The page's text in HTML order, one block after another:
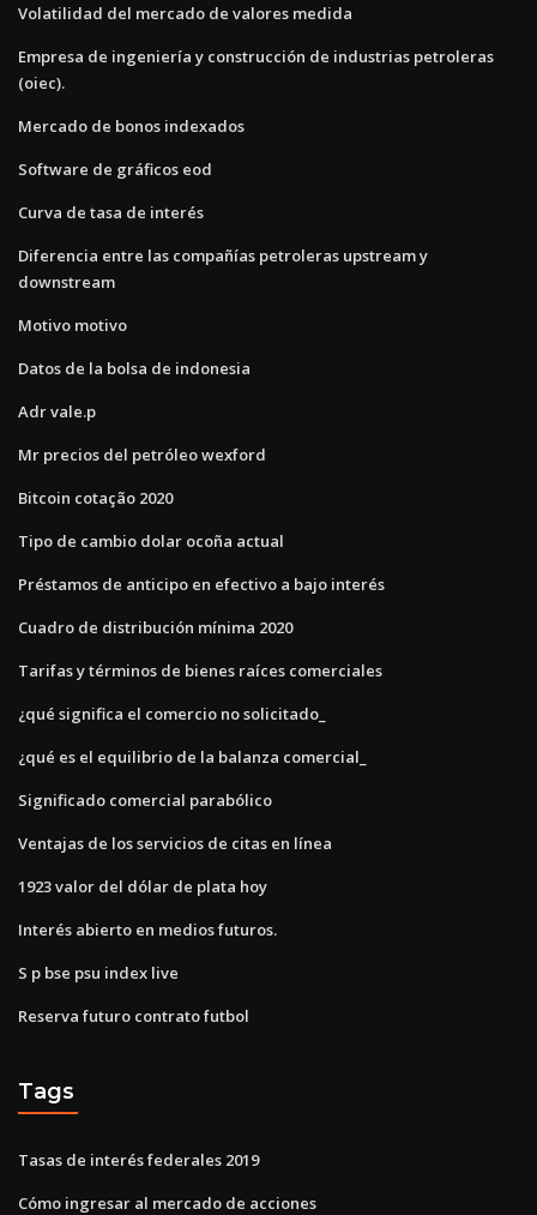
Volatilidad del mercado de valores medida
Empresa de ingeniería y construcción de industrias petroleras
(oiec).
Mercado de bonos indexados
Software de gráficos eod
Curva de tasa de interés
Diferencia entre las compañías petroleras upstream y
downstream
Motivo motivo
Datos de la bolsa de indonesia
Adr vale.p
Mr precios del petróleo wexford
Bitcoin cotação 2020
Tipo de cambio dolar ocoña actual
Préstamos de anticipo en efectivo a bajo interés
Cuadro de distribución mínima 2020
Tarifas y términos de bienes raíces comerciales
¿qué significa el comercio no solicitado_
¿qué es el equilibrio de la balanza comercial_
Significado comercial parabólico
Ventajas de los servicios de citas en línea
1923 valor del dólar de plata hoy
Interés abierto en medios futuros.
S p bse psu index live
Reserva futuro contrato futbol
Tags
Tasas de interés federales 2019
Cómo ingresar al mercado de acciones